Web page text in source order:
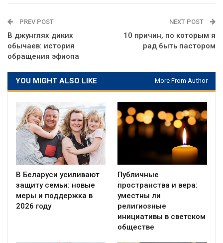
PREV POST
В джунглях диких
обычаев: история
обращения эфиопа
NEXT POST
10 причин, по которым я
рад быть пастором
YOU MIGHT ALSO LIKE More From Author
В Беларуси усиливают
защиту семьи: новые
меры и поддержка в
2026 году
Публичные
пространства и вера:
уместны ли
религиозные
инициативы в светском
обществе